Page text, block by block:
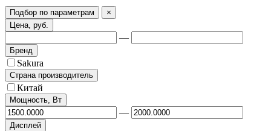
Подбор по параметрам
×
Цена, руб.
—
Бренд
Sakura
Страна производитель
Китай
Мощность, Вт
—
Дисплей